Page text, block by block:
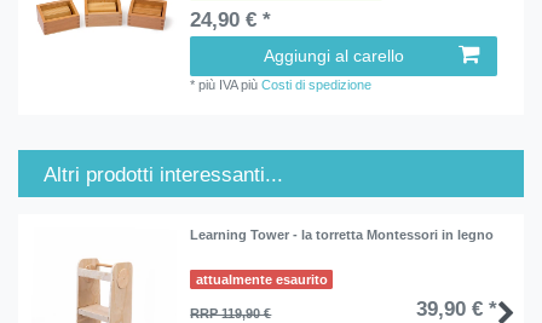
24,90 € *
Aggiungi al carello
*più IVApiùCosti di spedizione
Altri prodotti interessanti...
Learning Tower - la torretta Montessori in legno
attualmente esaurito
RRP 119,90 € 39,90 € *